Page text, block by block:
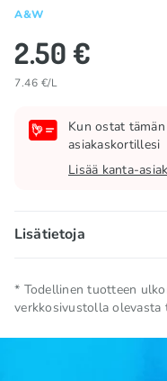
A&W
2.50 €
7.46 €/L
Kun ostat
asiakaskortillesi
Lisää kanta-
Lisätietoja
Nettomäärä
Säilytysolosuhteet
* Todellinen tuotteen
verkkosivustolla olevasta